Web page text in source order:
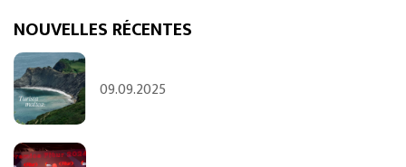
NOUVELLES RÉCENTES
09.09.2025